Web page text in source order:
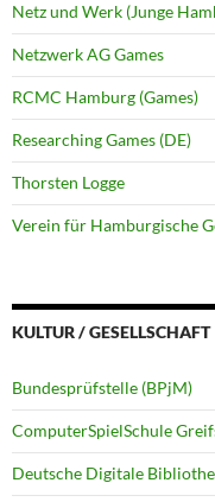
Netz und Werk (Junge
Netzwerk AG Games
RCMC Hamburg (Games)
Researching Games (DE)
Thorsten Logge
Verein für Hamburgische
KULTUR / GESELLSCHAFT
Bundesprüfstelle (BPjM)
ComputerSpielSchule
Deutsche Digitale